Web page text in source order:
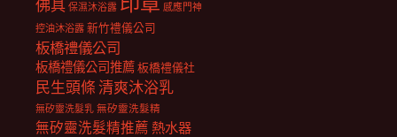
佛具 保濕沐浴露
感應門神
控油沐浴露 新竹禮儀公司
板橋禮儀公司
板橋禮儀公司推薦板橋禮儀社
民生頭條清爽沐浴乳
無矽靈洗髮乳 無矽靈洗髮精
無矽靈洗髮精推薦 熱水器